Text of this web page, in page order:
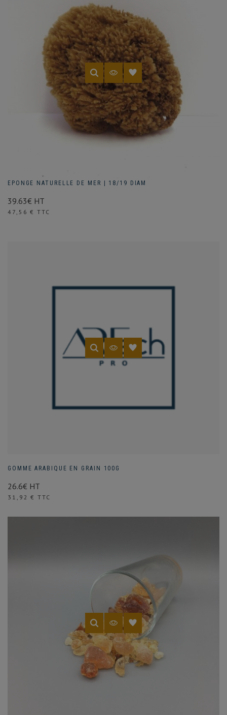
EPONGE NATURELLE DE MER | 18/19 DIAM
39.63€ HT
Prix
47,56 € TTC
GOMME ARABIQUE EN GRAIN 100G
26.6€ HT
Prix
31,92 € TTC